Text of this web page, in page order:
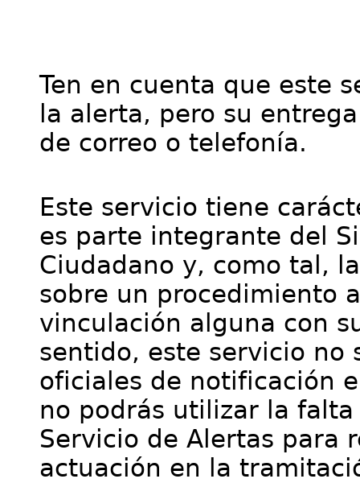
Ten en cuenta que este
la alerta, pero su
de correo o telefonía.
Este servicio tiene
es parte integrante del
Ciudadano y, como tal,
sobre un procedimiento
vinculación alguna con
sentido, este servicio no
oficiales de notificación
no podrás utilizar la
Servicio de Alertas para
actuación en la